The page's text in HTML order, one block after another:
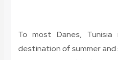
To most Danes,
destination of summer and